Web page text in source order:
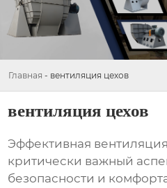
Главная - вентиляция цехов
вентиляция цехов
Эффективная
критически важный
безопасности и